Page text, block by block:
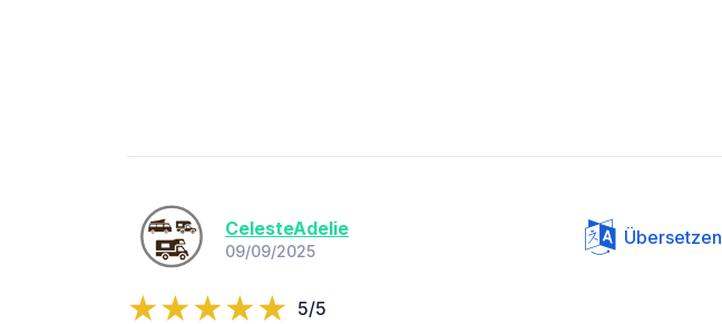
CelesteAdelie
09/09/2025
Übersetzen
5/5